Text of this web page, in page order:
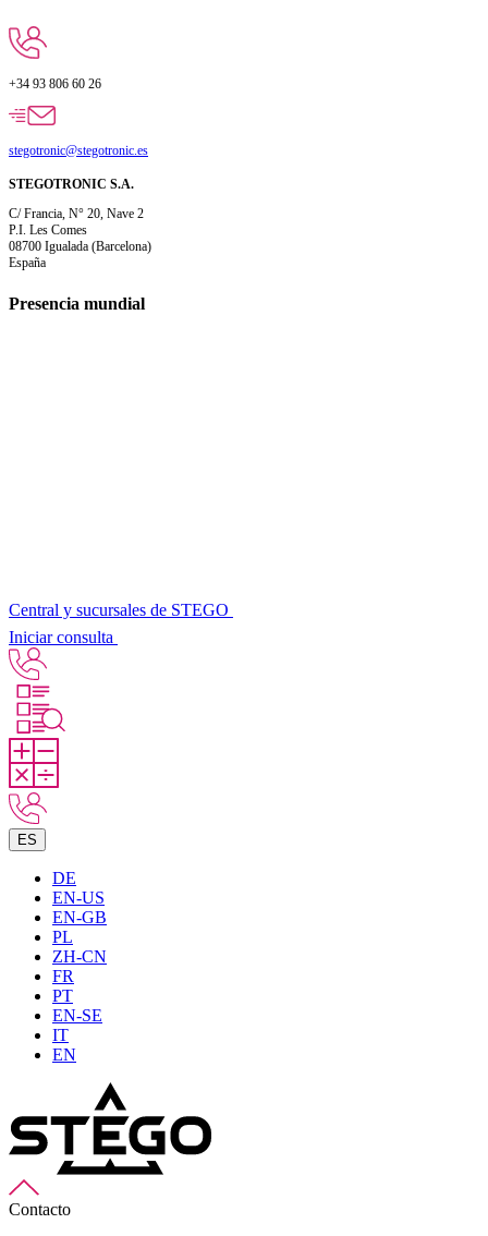
+34 93 806 60 26
stegotronic@stegotronic.es
STEGOTRONIC S.A.
C/ Francia, N° 20, Nave 2
P.I. Les Comes
08700 Igualada (Barcelona)
España
Presencia mundial
Central y sucursales de STEGO
Iniciar consulta
ES
DE
EN-US
EN-GB
PL
ZH-CN
FR
PT
EN-SE
IT
EN
Contacto